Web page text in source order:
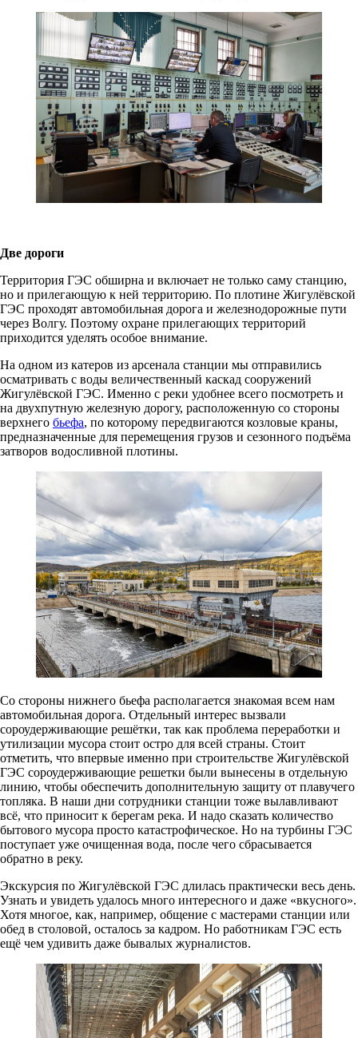
Две дороги
Территория ГЭС обширна и включает не только саму станцию,
но и прилегающую к ней территорию. По плотине Жигулёвской
ГЭС проходят автомобильная дорога и железнодорожные пути
через Волгу. Поэтому охране прилегающих территорий
приходится уделять особое внимание.
На одном из катеров из арсенала станции мы отправились
осматривать с воды величественный каскад сооружений
Жигулёвской ГЭС. Именно с реки удобнее всего посмотреть и
на двухпутную железную дорогу, расположенную со стороны
верхнего бьефа, по которому передвигаются козловые краны,
предназначенные для перемещения грузов и сезонного подъёма
затворов водосливной плотины.
Со стороны нижнего бьефа располагается знакомая всем нам
автомобильная дорога. Отдельный интерес вызвали
сороудерживающие решётки, так как проблема переработки и
утилизации мусора стоит остро для всей страны. Стоит
отметить, что впервые именно при строительстве Жигулёвской
ГЭС сороудерживающие решетки были вынесены в отдельную
линию, чтобы обеспечить дополнительную защиту от плавучего
топляка. В наши дни сотрудники станции тоже вылавливают
всё, что приносит к берегам река. И надо сказать количество
бытового мусора просто катастрофическое. Но на турбины ГЭС
поступает уже очищенная вода, после чего сбрасывается
обратно в реку.
Экскурсия по Жигулёвской ГЭС длилась практически весь день.
Узнать и увидеть удалось много интересного и даже «вкусного».
Хотя многое, как, например, общение с мастерами станции или
обед в столовой, осталось за кадром. Но работникам ГЭС есть
ещё чем удивить даже бывалых журналистов.